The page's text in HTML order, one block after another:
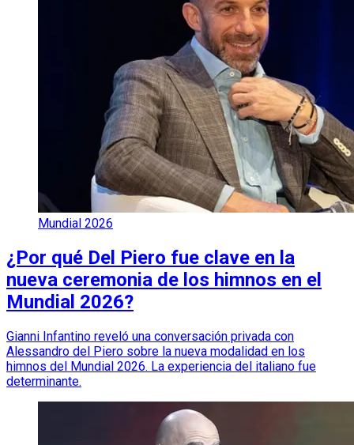
Mundial 2026
¿Por qué Del Piero fue clave en la
nueva ceremonia de los himnos en el
Mundial 2026?
Gianni Infantino reveló una conversación privada con
Alessandro del Piero sobre la nueva modalidad en los
himnos del Mundial 2026. La experiencia del italiano fue
determinante.